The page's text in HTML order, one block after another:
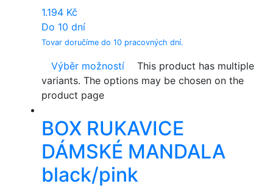
1.194 Kč
Do 10 dní
Tovar doručíme do 10 pracovných dní.
Výběr možností
This product has multiple
variants. The options may be chosen on the
product page
BOX RUKAVICE
DÁMSKÉ MANDALA
black/pink